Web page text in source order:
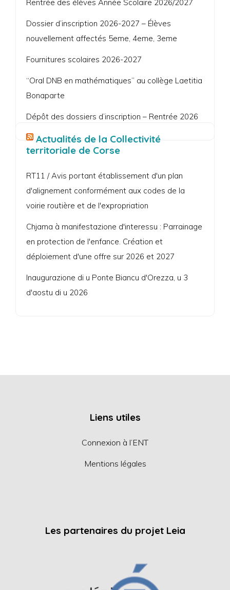
Rentrée des élèves Année Scolaire 2026/2027
Dossier d’inscription 2026-2027 – Élèves
nouvellement affectés 5eme, 4eme, 3eme
Fournitures scolaires 2026-2027
“Oral DNB en mathématiques” au collège Laetitia
Bonaparte
Dépôt des dossiers d’inscription – Rentrée 2026
Actualités de la Collectivité
territoriale de Corse
RT11 / Avis portant établissement d'un plan
d'alignement conformément aux codes de la
voirie routière et de l'expropriation
Chjama à manifestazione d'interessu : Parrainage
en protection de l'enfance. Création et
déploiement d'une offre sur 2026 et 2027
Inaugurazione di u Ponte Biancu d'Orezza, u 3
d'aostu di u 2026
Liens utiles
Connexion à l’ENT
Mentions légales
Les partenaires du projet Leia